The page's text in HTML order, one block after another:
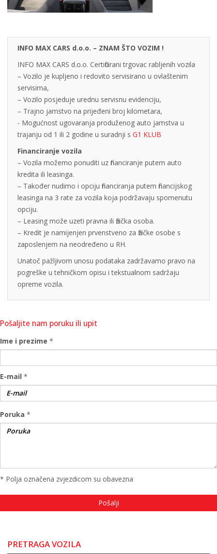
INFO MAX CARS d.o.o. – ZNAM ŠTO VOZIM !
INFO MAX CARS d.o.o. Certificirani trgovac rabljenih vozila
– Vozilo je kupljeno i redovito servisirano u ovlaštenim
servisima,
– Vozilo posjeduje urednu servisnu evidenciju,
– Trajno jamstvo na prijeđeni broj kilometara,
- Mogućnost ugovaranja produženog auto jamstva u
trajanju od 1 ili 2 godine u suradnji s G1 KLUB
Financiranje vozila
– Vozila možemo ponuditi uz financiranje putem auto
kredita ili leasinga.
– Također nudimo i opciju financiranja putem financijskog
leasinga na 3 rate za vozila koja podržavaju spomenutu
opciju.
– Leasing može uzeti pravna ili fizička osoba.
– Kredit je namijenjen prvenstveno za fizičke osobe s
zaposlenjem na neodređeno u RH.
Unatoč pažljivom unosu podataka zadržavamo pravo na
pogreške u tehničkom opisu i tekstualnom sadržaju
opreme vozila.
Pošaljite nam poruku ili upit
Ime i prezime *
E-mail *
Poruka *
* Polja označena zvjezdicom su obavezna
PRETRAGA VOZILA